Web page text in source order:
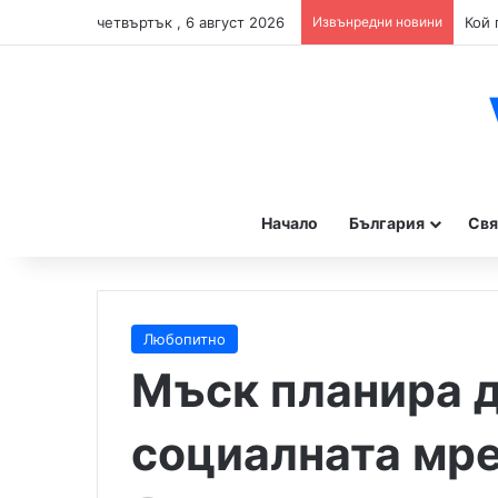
четвъртък , 6 август 2026 Извънредни новини
Начало България
Любопитно
Мъск планира
социалната